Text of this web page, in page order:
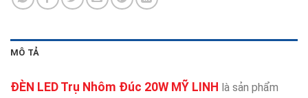
MÔ TẢ
ĐÈN LED Trụ Nhôm Đúc 20W MỸ LINH là sản phẩm